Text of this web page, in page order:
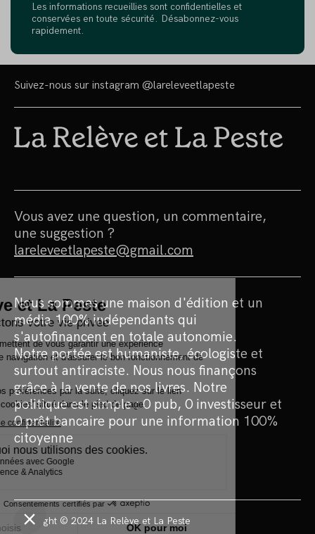
Les informations recueillies sont confidentielles et
conservées en toute sécurité. Désabonnez-vous
rapidement.
Suivez-nous sur instagram @lareleveetlapeste
Vous avez une question, un commentaire,
une suggestion ?
lareleveetlapeste@gmail.com
Nous sommes une maison d'édition et un
média 100% indépendants qui
s'autofinancent en totale autonomie.
Notre portée est humaniste, écologiste et
surtout antiraciste. Nous nous finançons
grâce à la vente de nos livres. Notre
politique est simple : 0 pub, 0 investisseur et
0 prêt bancaire pour une information 100%
citoyenne
Copyright © 2024 La Relève et La Peste